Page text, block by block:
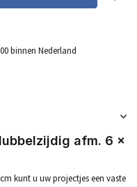
binnen Nederland
afm. 6 x
kunt u uw projectjes een vaste